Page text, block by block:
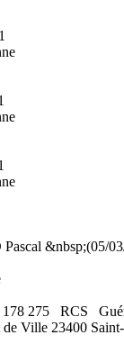
&nbsp;(05/
275 RCS
Ville 23400